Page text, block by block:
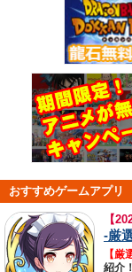
おすすめゲームアプリ
【
-厳
【厳
紹介